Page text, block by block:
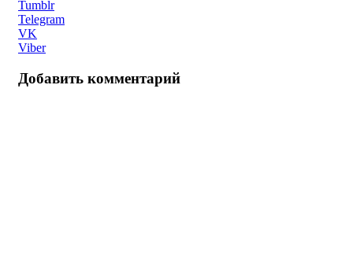
Tumblr
Telegram
VK
Viber
Добавить комментарий